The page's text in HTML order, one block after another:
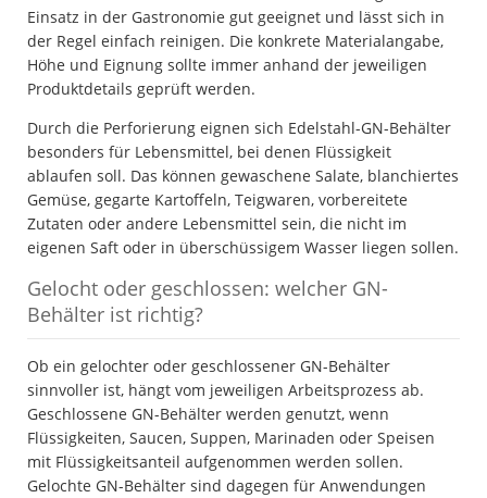
Einsatz in der Gastronomie gut geeignet und lässt sich in
der Regel einfach reinigen. Die konkrete Materialangabe,
Höhe und Eignung sollte immer anhand der jeweiligen
Produktdetails geprüft werden.
Durch die Perforierung eignen sich Edelstahl-GN-Behälter
besonders für Lebensmittel, bei denen Flüssigkeit
ablaufen soll. Das können gewaschene Salate, blanchiertes
Gemüse, gegarte Kartoffeln, Teigwaren, vorbereitete
Zutaten oder andere Lebensmittel sein, die nicht im
eigenen Saft oder in überschüssigem Wasser liegen sollen.
Gelocht oder geschlossen: welcher GN-
Behälter ist richtig?
Ob ein gelochter oder geschlossener GN-Behälter
sinnvoller ist, hängt vom jeweiligen Arbeitsprozess ab.
Geschlossene GN-Behälter werden genutzt, wenn
Flüssigkeiten, Saucen, Suppen, Marinaden oder Speisen
mit Flüssigkeitsanteil aufgenommen werden sollen.
Gelochte GN-Behälter sind dagegen für Anwendungen